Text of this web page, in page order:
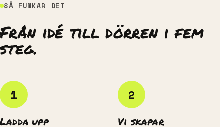
SÅ FUNKAR DET
Från idé till dörren i fem
steg.
1
Ladda upp
2
Vi skapar